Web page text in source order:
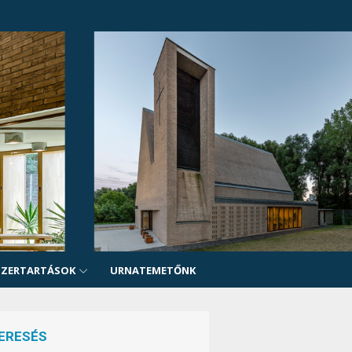
URNATEMETŐNK